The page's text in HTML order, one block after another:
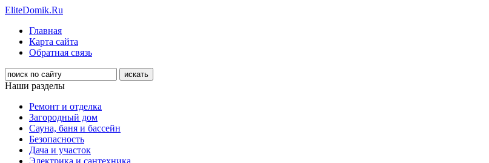
EliteDomik.Ru
Главная
Карта сайта
Обратная связь
Наши разделы
Ремонт и отделка
Загородный дом
Сауна, баня и бассейн
Безопасность
Дача и участок
Электрика и сантехника